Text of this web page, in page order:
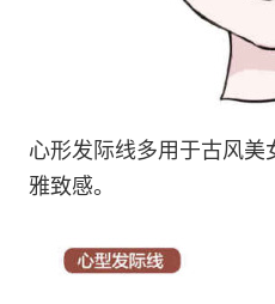
心形发际线多用于古风
雅致感。